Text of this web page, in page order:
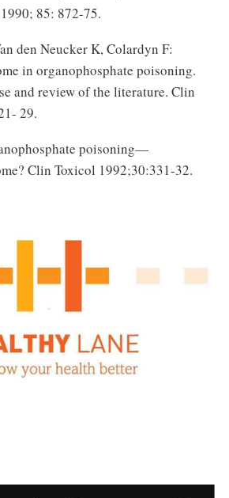
85: 872-75.
den Neucker K, Colardyn F:
in organophosphate poisoning.
and review of the literature. Clin
29.
poisoning—
Clin Toxicol 1992;30:331-32.